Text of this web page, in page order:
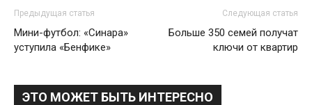
Предыдущая статья
Мини-футбол: «Синара»
уступила «Бенфике»
Следующая статья
Больше 350 семей получат
ключи от квартир
ЭТО МОЖЕТ БЫТЬ ИНТЕРЕСНО